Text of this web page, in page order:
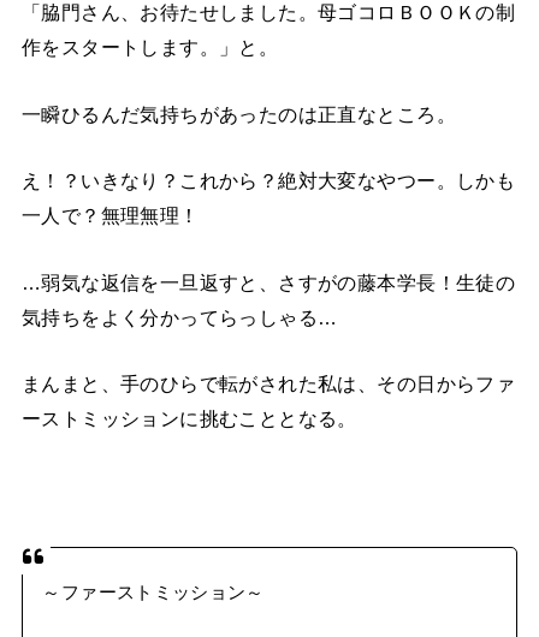
「脇門さん、お待たせしました。母ゴコロＢＯＯＫの制
作をスタートします。」と。
一瞬ひるんだ気持ちがあったのは正直なところ。
え！？いきなり？これから？絶対大変なやつー。しかも
一人で？無理無理！
…弱気な返信を一旦返すと、さすがの藤本学長！生徒の
気持ちをよく分かってらっしゃる…
まんまと、手のひらで転がされた私は、その日からファ
ーストミッションに挑むこととなる。
～ファーストミッション～